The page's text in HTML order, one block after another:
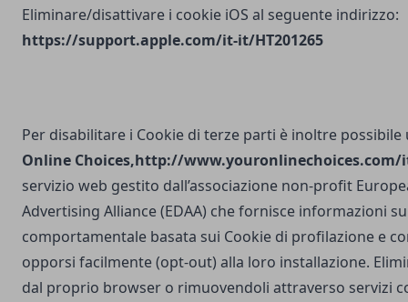
Eliminare/disattivare i cookie iOS al seguente indirizzo:
https://support.apple.com/it-it/HT201265
Per disabilitare i Cookie di terze parti è inoltre
Online Choices,http://www.youronlinechoices.com/
servizio web gestito dall’associazione non-profit
Advertising Alliance (EDAA) che fornisce informazioni
comportamentale basata sui Cookie di profilazione e
opporsi facilmente (opt-out) alla loro installazione.
dal proprio browser o rimuovendoli attraverso servizi